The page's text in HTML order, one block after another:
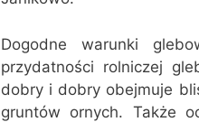
Dogodne warunki
przydatności rolniczej
dobry i dobry obejmuje
gruntów ornych. Także